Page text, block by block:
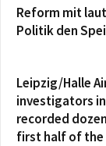
Reform mit
Politik den
Leipzig/Halle
investigators
recorded
first half of the